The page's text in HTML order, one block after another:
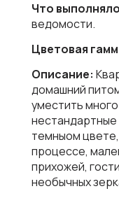
Что
ведомости.
Цветовая
Описание:
домашний
уместить
нестандартные
темныом
процессе,
прихожей,
необычных